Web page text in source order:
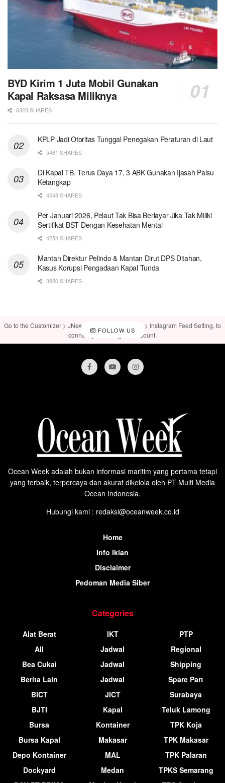
BYD Kirim 1 Juta Mobil Gunakan
Kapal Raksasa Miliknya
6323 SHARES
KPLP Jadi Otoritas Tunggal Penegakan Peraturan di Laut
5481 SHARES
Di Kapal TB. Terus Daya 17, 3 ABK Gunakan Ijasah Palsu
Ketangkap
4548 SHARES
Per Januari 2026, Pelaut Tak Bisa Berlayar Jika Tak Miliki
Sertifikat BST Dengan Kesehatan Mental
4254 SHARES
Mantan Direktur Pelindo & Mantan Dirut DPS Ditahan,
Kasus Korupsi Pengadaan Kapal Tunda
3950 SHARES
FOLLOW US
Go to the Customizer > JNews : Social, Like & View > Instagram Feed Setting, to
connect your Instagram account.
Ocean Week adalah bukan informasi maritim yang pertama tetapi
yang terbaik, terpercaya dan akurat dikelola oleh PT Multi Media
Ocean Indonesia.
Hubungi kami : redaksi@oceanweek.co.id
Home
Info Iklan
Disclaimer
Pedoman Media Siber
Categories
Alat Berat
All
Bea Cukai
Berita Lain
BICT
BJTI
Bursa
Bursa Kapal
Depo Kontainer
Dockyard
IKT
Jadwal
Jadwal
Jadwal
JICT
Kapal
Kontainer
Makasar
MAL
Medan
PTP
Regional
Shipping
Spare Part
Surabaya
Teluk Lamong
TPK Koja
TPK Makasar
TPK Palaran
TPKS Semarang